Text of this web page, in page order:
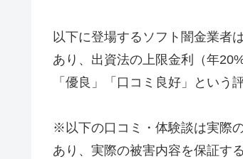
以下に登場するソフト闇金業者
あり、出資法の上限金利（年
「優良」「口コミ良好」という
※以下の口コミ・体験談は実際
あり、実際の被害内容を保証す